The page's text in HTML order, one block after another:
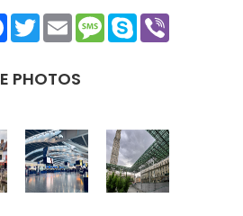
FacebookTwitterEmailMessage
Skype
PHOTOS